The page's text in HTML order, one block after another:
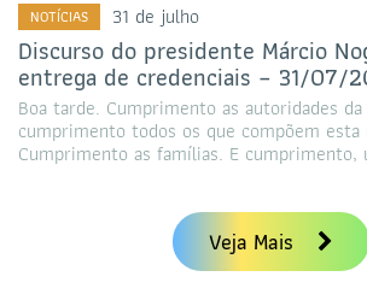
NOTÍCIAS 31 de julho
Discurso do presidente Márcio
entrega de credenciais – 31/07/
Boa tarde. Cumprimento as autoridades
cumprimento todos os que compõem esta
Cumprimento as famílias. E
Veja Mais